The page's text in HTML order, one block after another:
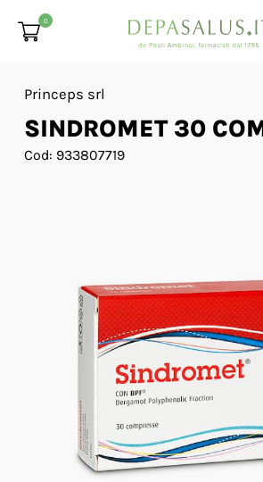
0
Princeps srl
SINDROMET 30
Cod: 933807719